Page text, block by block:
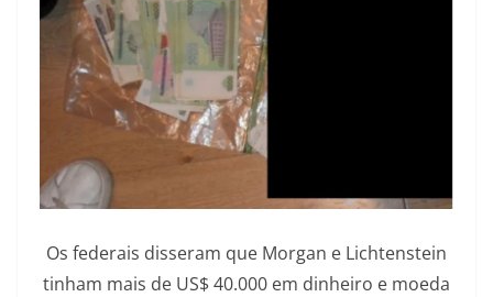
Os federais disseram que Morgan e Lichtenstein
tinham mais de US$ 40.000 em dinheiro e moeda